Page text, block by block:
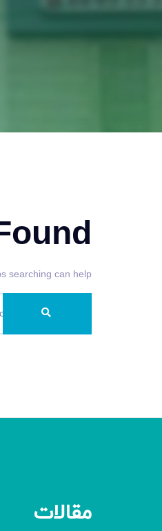
searching can help.
مقالات